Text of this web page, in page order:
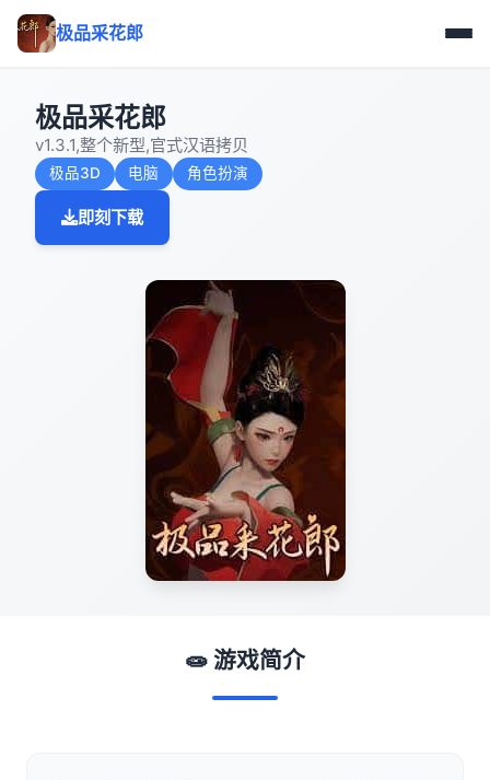
极品采花郎
极品采花郎
v1.3.1,整个新型,官式汉语拷贝
极品3D 电脑 角色扮演
即刻下载
🧫 游戏简介